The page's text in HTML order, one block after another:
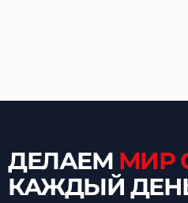
ДЕЛАЕМ МИР
КАЖДЫЙ